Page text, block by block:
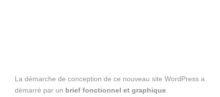
La démarche de conception de ce nouveau site WordPress a
démarré par un brief fonctionnel et graphique